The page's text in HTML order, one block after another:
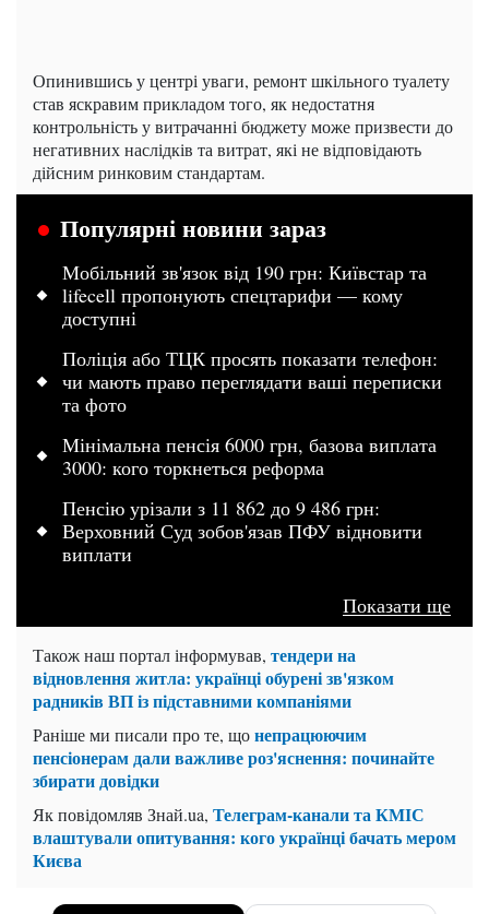
Опинившись у центрі уваги, ремонт шкільного туалету
став яскравим прикладом того, як недостатня
контрольність у витрачанні бюджету може призвести до
негативних наслідків та витрат, які не відповідають
дійсним ринковим стандартам.
Популярні новини зараз
Мобільний зв'язок від 190 грн: Київстар та
lifecell пропонують спецтарифи — кому
доступні
Поліція або ТЦК просять показати телефон:
чи мають право переглядати ваші переписки
та фото
Мінімальна пенсія 6000 грн, базова виплата
3000: кого торкнеться реформа
Пенсію урізали з 11 862 до 9 486 грн:
Верховний Суд зобов'язав ПФУ відновити
виплати
Показати ще
Також наш портал інформував, тендери на
відновлення житла: українці обурені зв'язком
радників ВП із підставними компаніями
Раніше ми писали про те, щонепрацюючим
пенсіонерам дали важливе роз'яснення: починайте
збирати довідки
Як повідомляв Знай.ua, Телеграм-канали та КМІС
влаштували опитування: кого українці бачать мером
Києва